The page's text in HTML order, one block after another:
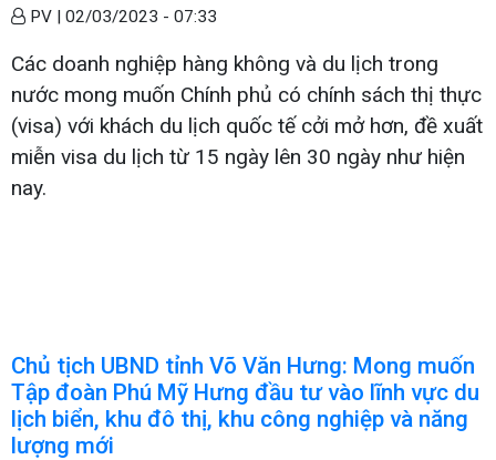
PV | 02/03/2023 - 07:33
Các doanh nghiệp hàng không và du lịch trong
nước mong muốn Chính phủ có chính sách thị thực
(visa) với khách du lịch quốc tế cởi mở hơn, đề xuất
miễn visa du lịch từ 15 ngày lên 30 ngày như hiện
nay.
Chủ tịch UBND tỉnh Võ Văn Hưng: Mong muốn
Tập đoàn Phú Mỹ Hưng đầu tư vào lĩnh vực du
lịch biển, khu đô thị, khu công nghiệp và năng
lượng mới